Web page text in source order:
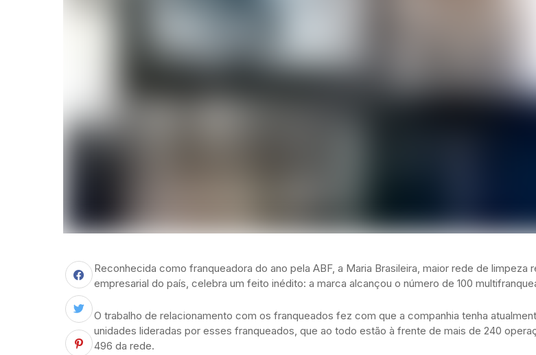
Reconhecida como franqueadora do ano pela ABF, a Maria Brasileira, maior rede de limpeza
empresarial do país, celebra um feito inédito: a marca alcançou o número de 100
O trabalho de relacionamento com os franqueados fez com que a companhia tenha
unidades lideradas por esses franqueados, que ao todo estão à frente de mais de 240
496 da rede.